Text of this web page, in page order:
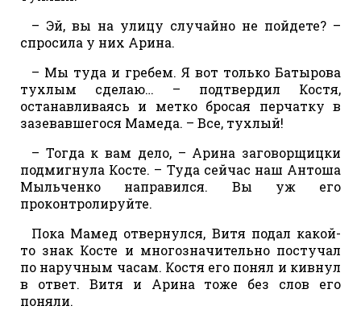
– Эй, вы на улицу случайно не пойдете? –
спросила у них Арина.
– Мы туда и гребем. Я вот только Батырова
тухлым сделаю… – подтвердил Костя,
останавливаясь и метко бросая перчатку в
зазевавшегося Мамеда. – Все, тухлый!
– Тогда к вам дело, – Арина заговорщицки
подмигнула Косте. – Туда сейчас наш Антоша
Мыльченко направился. Вы уж его
проконтролируйте.
Пока Мамед отвернулся, Витя подал какой-
то знак Косте и многозначительно постучал
по наручным часам. Костя его понял и кивнул
в ответ. Витя и Арина тоже без слов его
поняли.